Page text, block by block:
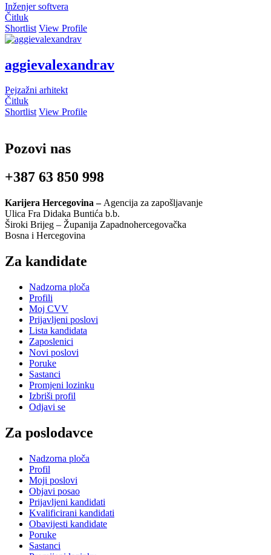
Inženjer softvera
Čitluk
Shortlist View Profile
aggievalexandrav
Pejzažni arhitekt
Čitluk
Shortlist View Profile
Pozovi nas
+387 63 850 998
Karijera Hercegovina – Agencija za zapošljavanje
Ulica Fra Didaka Buntića b.b.
Široki Brijeg – Županija Zapadnohercegovačka
Bosna i Hercegovina
Za kandidate
Nadzorna ploča
Profili
Moj CVV
Prijavljeni poslovi
Lista kandidata
Zaposlenici
Novi poslovi
Poruke
Sastanci
Promjeni lozinku
Izbriši profil
Odjavi se
Za poslodavce
Nadzorna ploča
Profil
Moji poslovi
Objavi posao
Prijavljeni kandidati
Kvalificirani kandidati
Obavijesti kandidate
Poruke
Sastanci